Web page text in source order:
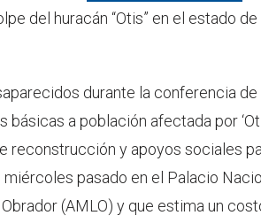
del huracán “Otis” en el estado de
durante la conferencia de
a población afectada por
reconstrucción y apoyos sociales
pasado en el Palacio
(AMLO) y que estima un